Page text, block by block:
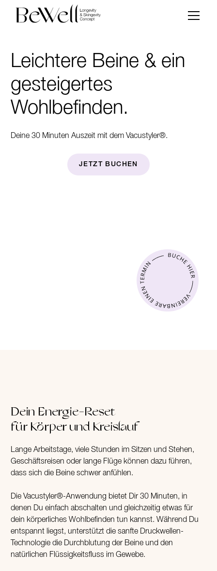
Leichtere Beine & ein
gesteigertes
Wohlbefinden.
Deine 30 Minuten Auszeit mit dem Vacustyler®.
JETZT BUCHEN
Dein Energie-Reset
für Körper und Kreislauf
Lange Arbeitstage, viele Stunden im Sitzen und Stehen,
Geschäftsreisen oder lange Flüge können dazu führen,
dass sich die Beine schwer anfühlen.
Die Vacustyler®-Anwendung bietet Dir 30 Minuten, in
denen Du einfach abschalten und gleichzeitig etwas für
dein körperliches Wohlbefinden tun kannst. Während Du
entspannt liegst, unterstützt die sanfte Druckwellen-
Technologie die Durchblutung der Beine und den
natürlichen Flüssigkeitsfluss im Gewebe.